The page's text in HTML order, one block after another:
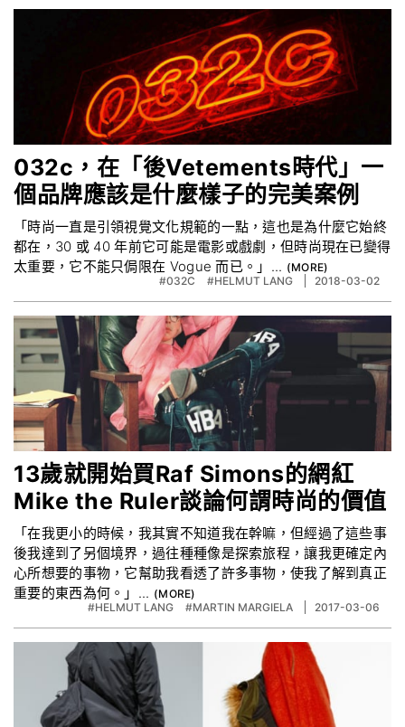
032c，在「後Vetements時代」一
個品牌應該是什麼樣子的完美案例
「時尚一直是引領視覺文化規範的一點，這也是為什麼它始終
都在，30 或 40 年前它可能是電影或戲劇，但時尚現在已變得
太重要，它不能只侷限在 Vogue 而已。」...
#032C #HELMUT LANG 2018-03-02
13歲就開始買Raf Simons的網紅
Mike the Ruler談論何謂時尚的價值
「在我更小的時候，我其實不知道我在幹嘛，但經過了這些事
後我達到了另個境界，過往種種像是探索旅程，讓我更確定內
心所想要的事物，它幫助我看透了許多事物，使我了解到真正
重要的東西為何。」...
#HELMUT LANG #MARTIN MARGIELA 2017-03-06